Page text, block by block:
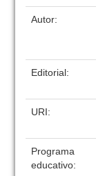
Autor:
Editorial:
URI:
Programa
educativo: